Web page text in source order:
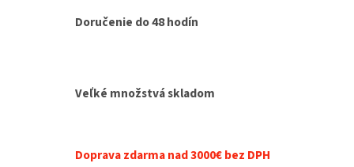
Doručenie do 48 hodín
Veľké množstvá skladom
Doprava zdarma nad 3000€ bez DPH